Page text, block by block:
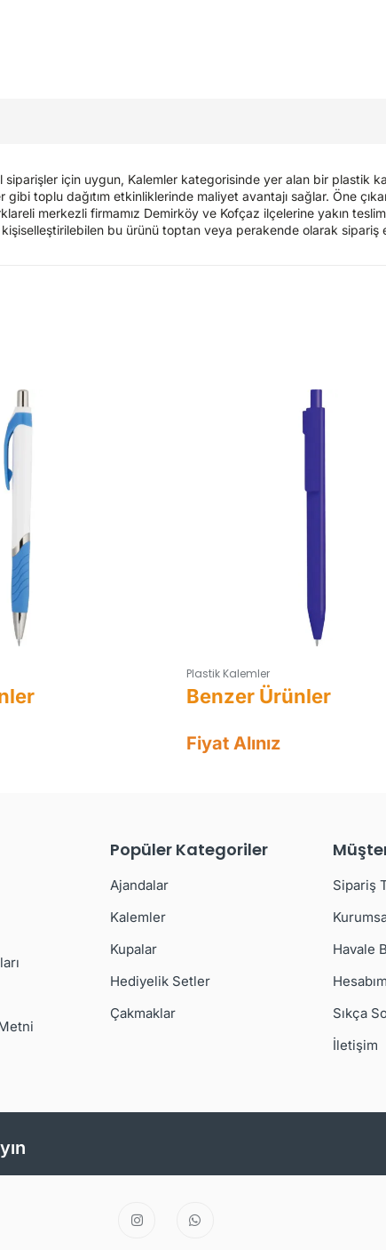
siparişler için uygun, Kalemler kategorisinde yer alan bir plastik
toplu dağıtım etkinliklerinde maliyet avantajı sağlar. Öne
merkezli firmamız Demirköy ve Kofçaz ilçelerine yakın
kişiselleştirilebilen bu ürünü toptan veya perakende olarak sipariş
Plastik Kalemler
Fiyat Alınız
Popüler Kategoriler
Ajandalar
Kalemler
Kupalar
Hediyelik Setler
Çakmaklar
Sipariş
Havale
Hesabım
Sıkça
İletişim